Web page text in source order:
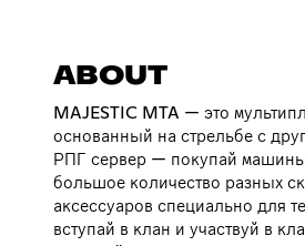
ABOUT
MAJESTIC MTA — это
основанный на стрельбе с
РПГ сервер — покупай
большое количество разных
аксессуаров специально для
вступай в клан и участвуй в